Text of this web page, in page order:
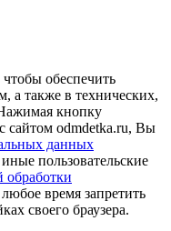
обеспечить
а также в технических,
кнопку
сайтом odmdetka.ru, Вы
данных
пользовательские
обработки
время запретить
своего браузера.